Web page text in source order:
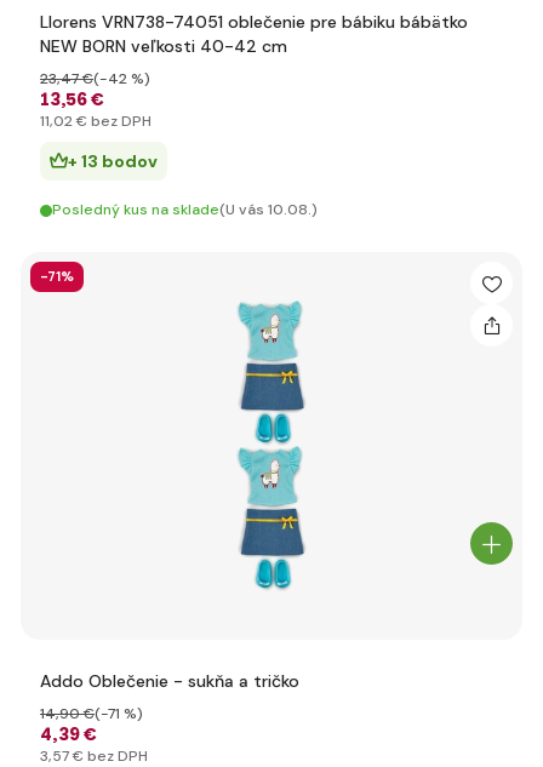
Llorens VRN738-74051 oblečenie pre bábiku bábätko
NEW BORN veľkosti 40-42 cm
13,56 €
23,47 €(-42 %)
11,02 € bez DPH
+ 13 bodov
Posledný kus na sklade(U vás 10.08.)
-71%
Addo Oblečenie - sukňa a tričko
4,39 €
14,90 €(-71 %)
3,57 € bez DPH